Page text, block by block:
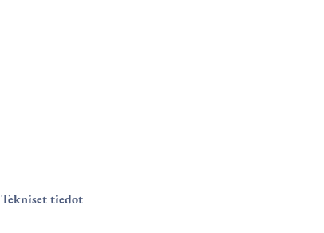
Tekniset tiedot